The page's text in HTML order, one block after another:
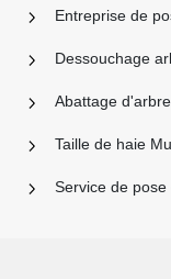
Entreprise de
Dessouchage
Abattage
Taille de haie
Service de